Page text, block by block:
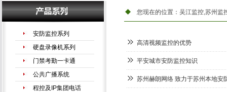
安防监控系列
硬盘录像机系列
门禁考勤一卡通
公共广播系统
程控及IP集团电话
高清视频监控的优势
平安城市安防监控知识
苏州赫朗网络 致力于苏州本地安
您现在的位置： 吴江监控,苏州监